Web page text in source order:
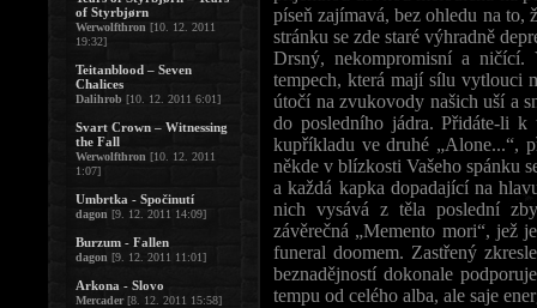
píseň zajímavá, bez ohledu na to,
stránku se zde staré výhradně
Drsný, nekompromisní a ničící.
tempech, která mají sílu vytlouci
útočí na zvukovody našich uší a
do posledního jádra. Přidáte-li k
kupříkladu ve druhé „Alone...“,
někde v blízkosti Vašeho spánku
a každá kapka dopadající na
nich vysává z těla poslední
závěrečná „Memento mori“, jež
funeral doomem. Zastřený
beznadějností dokonale
tempu od celého alba, ale saje
of Styrbjørn
Werwolfthron [10. 12. 2011
19:32]
Teitanblood – Seven
Chalices
Dalihrob [10. 12. 2011 6:01]
Svart Crown – Witnessing
the Fall
Werwolfthron [10. 12. 2011
1:07]
Umbrtka - Spočinutí
dagon [9. 12. 2011 14:09]
Burzum - Fallen
dagon [9. 12. 2011 11:01]
Arkona - Slovo
Mercader[8. 12. 2011 15:58]